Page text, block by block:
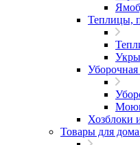
Теплицы,
Хозблоки
Товары для дома